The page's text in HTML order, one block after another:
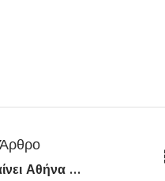
Η Κρήτη ανεβαίνει Αθήνα — και φέρνει θύελλα!